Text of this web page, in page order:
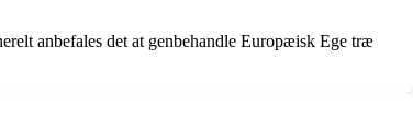
anbefales det at genbehandle Europæisk Ege træ